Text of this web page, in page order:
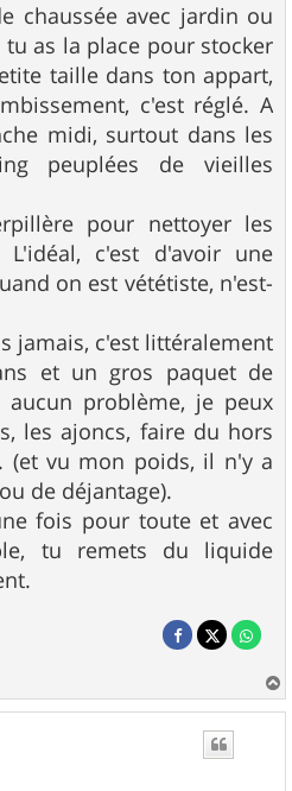
chaussée avec jardin ou
tu as la place pour stocker
taille dans ton appart,
c'est réglé. A
midi, surtout dans les
peuplées de vieilles
pour nettoyer les
c'est d'avoir une
on est vététiste, n'est-
jamais, c'est littéralement
et un gros paquet de
problème, je peux
les ajoncs, faire du hors
(et vu mon poids, il n'y a
de déjantage).
fois pour toute et avec
tu remets du liquide
a